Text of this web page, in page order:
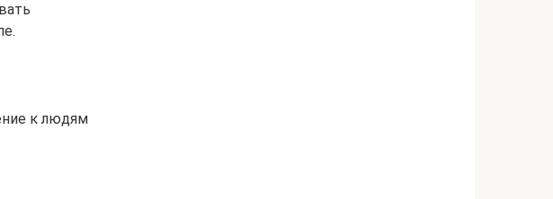
к людям